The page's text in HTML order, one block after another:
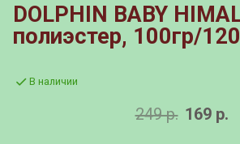
DOLPHIN BABY
полиэстер, 100гр/
В наличии
249 р. 169 р.